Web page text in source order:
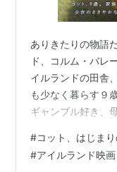
ありきたりの物語
ド、コルム・バレ
イルランドの田舎
も少なく暮らす９
ギャンブル好き、
ごすことになる。
梳かしてくれる優
#コット、はじま
#アイルランド映画